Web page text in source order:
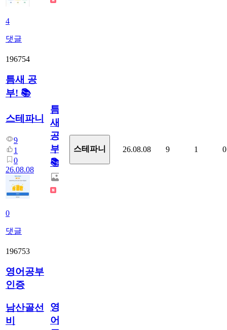
4
댓글
196754
틈새 공
부! 📚
스테파니
9
1
0
26.08.08
0
댓글
틈
새
공
부!
📚
스테파니 26.08.08 9 1 0
196753
영어공부
인증
남산골선
비
영
어